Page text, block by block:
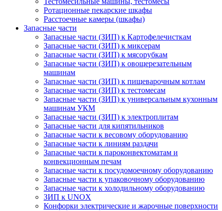
Ротационные пекарские шкафы
Расстоечные камеры (шкафы)
Запасные части
Запасные части (ЗИП) к Картофелечисткам
Запасные части (ЗИП) к миксерам
Запасные части (ЗИП) к мясорубкам
Запасные части (ЗИП) к овощерезательным
машинам
Запасные части (ЗИП) к пищеварочным котлам
Запасные части (ЗИП) к тестомесам
Запасные части (ЗИП) к универсальным кухонным
машинам УКМ
Запасные части (ЗИП) к электроплитам
Запасные части для кипятильников
Запасные части к весовому оборудованию
Запасные части к линиям раздачи
Запасные части к пароконвектоматам и
конвекционным печам
Запасные части к посудомоечному оборудованию
Запасные части к упаковочному оборудованию
Запасные части к холодильному оборудованию
ЗИП к UNOX
Конфорки электрические и жарочные поверхности